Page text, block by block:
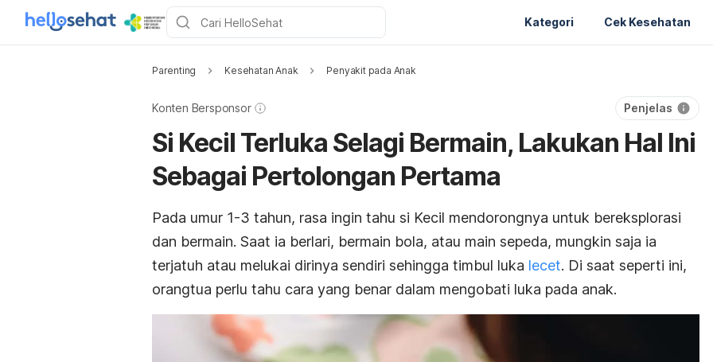
Kategori Cek Kesehatan
Parenting Kesehatan Anak Penyakit pada Anak
Konten Bersponsor Penjelas
Si Kecil Terluka Selagi Bermain, Lakukan Hal Ini
Sebagai Pertolongan Pertama
Pada umur 1-3 tahun, rasa ingin tahu si Kecil mendorongnya untuk bereksplorasi
dan bermain. Saat ia berlari, bermain bola, atau main sepeda, mungkin saja ia
terjatuh atau melukai dirinya sendiri sehingga timbul luka lecet. Di saat seperti ini,
orangtua perlu tahu cara yang benar dalam mengobati luka pada anak.